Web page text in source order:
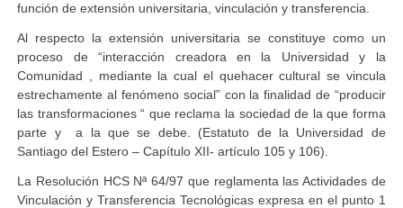
función de extensión universitaria, vinculación y transferencia.
Al respecto la extensión universitaria se constituye como un
proceso de “interacción creadora en la Universidad y la
Comunidad , mediante la cual el quehacer cultural se vincula
estrechamente al fenómeno social” con la finalidad de “producir
las transformaciones “ que reclama la sociedad de la que forma
parte y a la que se debe. (Estatuto de la Universidad de
Santiago del Estero – Capítulo XII- artículo 105 y 106).
La Resolución HCS Nª 64/97 que reglamenta las Actividades de
Vinculación y Transferencia Tecnológicas expresa en el punto 1